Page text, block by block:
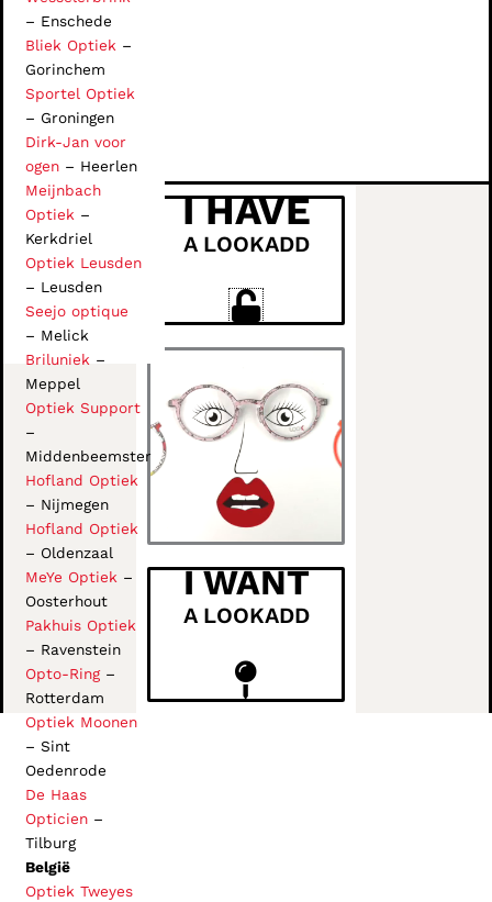
– Enschede
Bliek Optiek –
Gorinchem
Sportel Optiek
– Groningen
Dirk-Jan voor
ogen – Heerlen
Meijnbach
Optiek –
Kerkdriel
Optiek Leusden
– Leusden
Seejo optique
– Melick
Briluniek –
Meppel
Optiek Support
–
Middenbeemster
Hofland Optiek
– Nijmegen
Hofland Optiek
– Oldenzaal
MeYe Optiek –
Oosterhout
Pakhuis Optiek
– Ravenstein
Opto-Ring–
Rotterdam
Optiek Moonen
– Sint
Oedenrode
De Haas
Opticien –
Tilburg
België
Optiek Tweyes
I HAVE
A LOOKADD
I WANT
A LOOKADD